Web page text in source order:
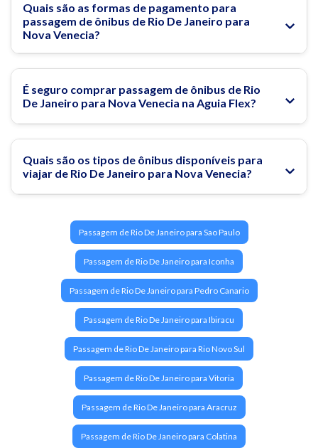
Quais são as formas de pagamento para
passagem de ônibus de Rio De Janeiro para
Nova Venecia?
É seguro comprar passagem de ônibus de Rio
De Janeiro para Nova Venecia na Aguia Flex?
Quais são os tipos de ônibus disponíveis para
viajar de Rio De Janeiro para Nova Venecia?
Passagem de Rio De Janeiro para Sao Paulo
Passagem de Rio De Janeiro para Iconha
Passagem de Rio De Janeiro para Pedro Canario
Passagem de Rio De Janeiro para Ibiracu
Passagem de Rio De Janeiro para Rio Novo Sul
Passagem de Rio De Janeiro para Vitoria
Passagem de Rio De Janeiro para Aracruz
Passagem de Rio De Janeiro para Colatina